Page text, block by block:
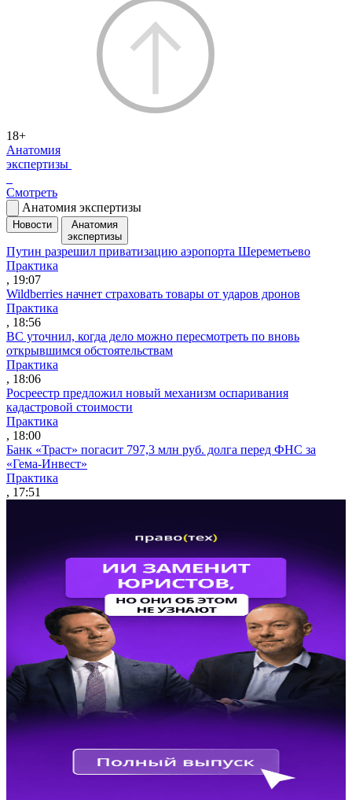
18+
Анатомия
экспертизы
Смотреть
Анатомия экспертизы
Новости
Анатомия
экспертизы
Путин разрешил приватизацию аэропорта Шереметьево
Практика
, 19:07
Wildberries начнет страховать товары от ударов дронов
Практика
, 18:56
ВС уточнил, когда дело можно пересмотреть по вновь
открывшимся обстоятельствам
Практика
, 18:06
Росреестр предложил новый механизм оспаривания
кадастровой стоимости
Практика
, 18:00
Банк «Траст» погасит 797,3 млн руб. долга перед ФНС за
«Гема-Инвест»
Практика
, 17:51